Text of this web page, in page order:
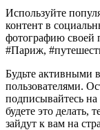
Используйте
контент в
фотографию своей
#Париж,
Будьте активными
пользователями.
подписывайтесь
будете это делать,
зайдут к вам на